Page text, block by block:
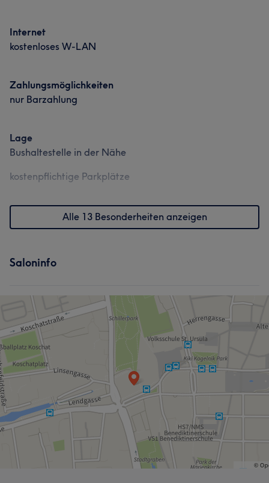
Internet
kostenloses W-LAN
Zahlungsmöglichkeiten
nur Barzahlung
Lage
Bushaltestelle in der Nähe
kostenpflichtige Parkplätze
Alle 13 Besonderheiten anzeigen
Saloninfo